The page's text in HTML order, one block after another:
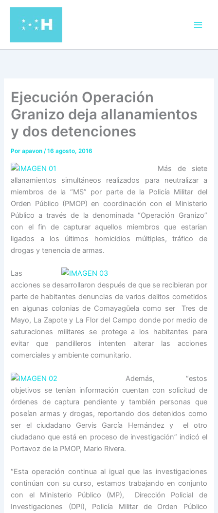
contenido
Ejecución Operación
Granizo deja allanamientos
y dos detenciones
Porapavon/16 agosto, 2016
Más de siete
allanamientos simultáneos realizados para neutralizar a
miembros de la “MS” por parte de la Policía Militar del
Orden Público (PMOP) en coordinación con el Ministerio
Público a través de la denominada “Operación Granizo”
con el fin de capturar aquellos miembros que estarían
ligados a los últimos homicidios múltiples, tráfico de
drogas y tenencia de armas.
Las
acciones se desarrollaron después de que se recibieran por
parte de habitantes denuncias de varios delitos cometidos
en algunas colonias de Comayagüela como ser Tres de
Mayo, La Zapote y La Flor del Campo donde por medio de
saturaciones militares se protege a los habitantes para
evitar que pandilleros intenten alterar las acciones
comerciales y ambiente comunitario.
Además, “estos
objetivos se tenían información cuentan con solicitud de
órdenes de captura pendiente y también personas que
poseían armas y drogas, reportando dos detenidos como
ser el ciudadano Gervis García Hernández y el otro
ciudadano que está en proceso de investigación” indicó el
Portavoz de la PMOP, Mario Rivera.
“Esta operación continua al igual que las investigaciones
continúan con su curso, estamos trabajando en conjunto
con el Ministerio Público (MP), Dirección Policial de
Investigaciones (DPI), Policía Militar de Orden Público